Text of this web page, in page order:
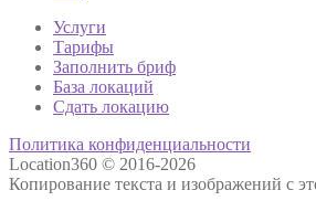
Услуги
Тарифы
Заполнить бриф
База локаций
Сдать локацию
Политика конфиденциальности
Location360 © 2016-2026
Копирование текста и изображений с